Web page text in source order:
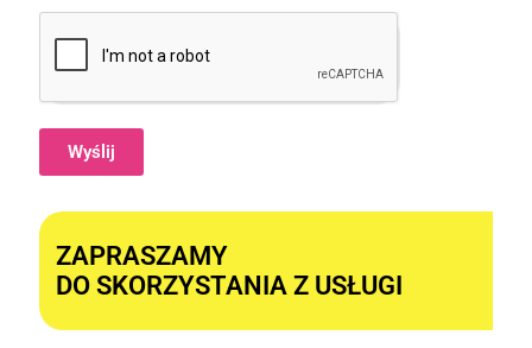
Wyślij
ZAPRASZAMY
DO SKORZYSTANIA Z USŁUGI